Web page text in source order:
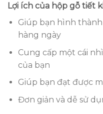
Lợi ích của hộp gỗ tiết
Giúp bạn hình
hàng ngày
Cung cấp một cái
của bạn
Giúp bạn đạt được
Đơn giản và dễ sử